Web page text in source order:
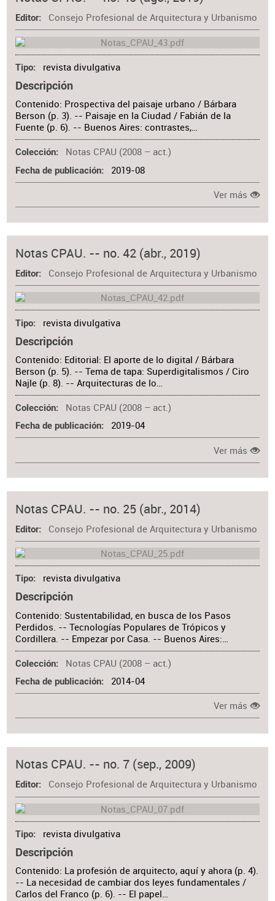
Editor Consejo Profesional de Arquitectura y Urbanismo
Tipo revista divulgativa
Descripción
Contenido: Prospectiva del paisaje urbano / Bárbara
Berson (p. 3). -- Paisaje en la Ciudad / Fabián de la
Fuente (p. 6). -- Buenos Aires: contrastes,…
Colección Notas CPAU (2008 – act.)
Fecha de publicación 2019-08
Ver más
Notas CPAU. -- no. 42 (abr., 2019)
Editor Consejo Profesional de Arquitectura y Urbanismo
Tipo revista divulgativa
Descripción
Contenido: Editorial: El aporte de lo digital / Bárbara
Berson (p. 5). -- Tema de tapa: Superdigitalismos / Ciro
Najle (p. 8). -- Arquitecturas de lo…
Colección Notas CPAU (2008 – act.)
Fecha de publicación 2019-04
Ver más
Notas CPAU. -- no. 25 (abr., 2014)
Editor Consejo Profesional de Arquitectura y Urbanismo
Tipo revista divulgativa
Descripción
Contenido: Sustentabilidad, en busca de los Pasos
Perdidos. -- Tecnologías Populares de Trópicos y
Cordillera. -- Empezar por Casa. -- Buenos Aires:…
Colección Notas CPAU (2008 – act.)
Fecha de publicación 2014-04
Ver más
Notas CPAU. -- no. 7 (sep., 2009)
Editor Consejo Profesional de Arquitectura y Urbanismo
Tipo revista divulgativa
Descripción
Contenido: La profesión de arquitecto, aquí y ahora (p. 4).
-- La necesidad de cambiar dos leyes fundamentales /
Carlos del Franco (p. 6). -- El papel…